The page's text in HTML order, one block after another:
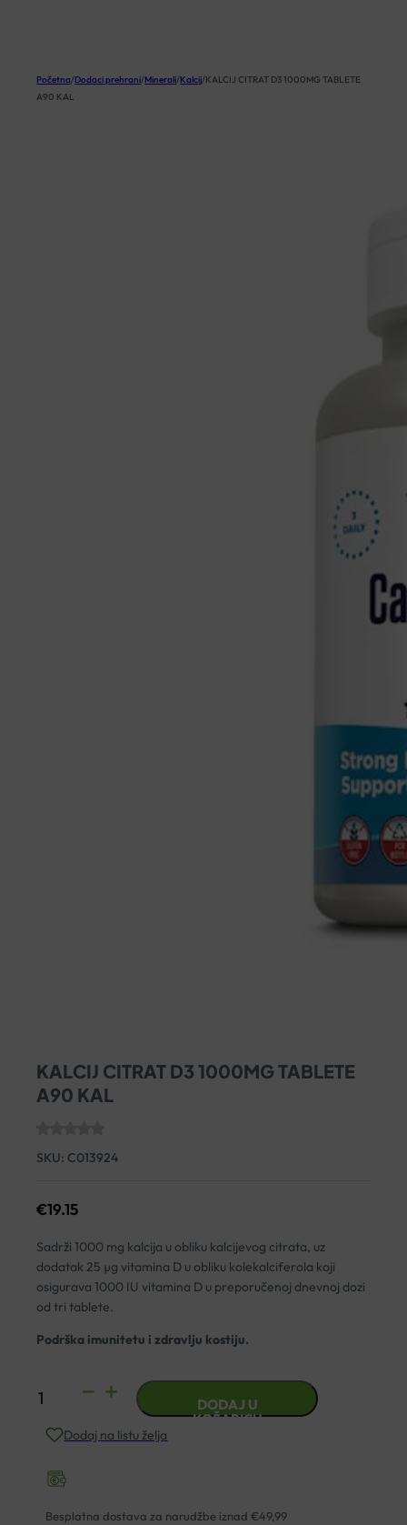
Početna/Dodaci prehrani/Minerali/Kalcij/KALCIJ CITRAT D3 1000MG TABLETE
A90 KAL
KALCIJ CITRAT D3 1000MG TABLETE
A90 KAL
SKU: C013924
€19.15
Sadrži 1000 mg kalcija u obliku kalcijevog citrata, uz
dodatak 25 µg vitamina D u obliku kolekalciferola koji
osigurava 1000 IU vitamina D u preporučenoj dnevnoj dozi
od tri tablete.
Podrška imunitetu i zdravlju kostiju.
KALCIJ
D3
TABLETE
A90
DODAJ U
KOŠARICU
Dodaj na listu želja
Besplatna dostava za narudžbe iznad €49,99